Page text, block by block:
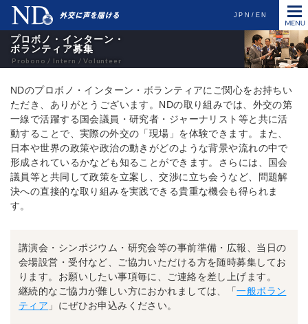
JPN EN
プロボノ・インターン・
ボランティア募集
NDのプロボノ・インターン・ボランティアにご関心をお持ちい
ただき、ありがとうございます。NDの取り組みでは、外交の第
一線で活躍する国会議員・研究者・ジャーナリスト等と共に活
動することで、実際の外交の「現場」を体験できます。また、
日本や世界の政策や政治の動きがどのような背景や流れの中で
形成されているかなども知ることができます。さらには、国会
議員等と共同して政策を立案し、交渉に立ち会うなど、問題解
決への直接的な取り組みを実践できる貴重な機会も得られま
す。
講演会・シンポジウム・研究会等の事前準備・広報、当日の
会場設営・受付など、ご協力いただける方を随時募集してお
ります。お願いしたい事項毎に、ご連絡を差し上げます。
継続的なご協力が難しい方におかれましては、「一般ボラン
ティア 」にぜひお申込みください。